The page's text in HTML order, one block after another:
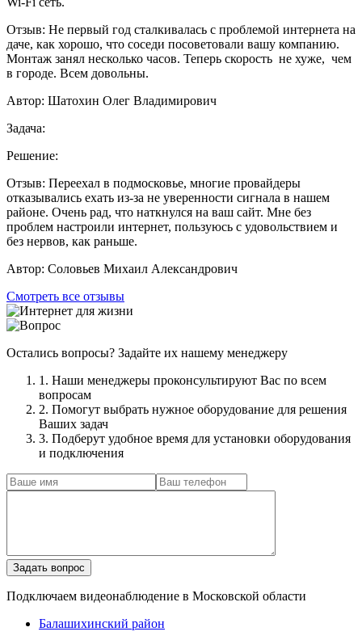
Отзыв: Не первый год сталкивалась с проблемой интернета на
даче, как хорошо, что соседи посоветовали вашу компанию.
Монтаж занял несколько часов. Теперь скорость не хуже, чем
в городе. Всем довольны.
Автор: Шатохин Олег Владимирович
Задача:
Решение:
Отзыв: Переехал в подмосковье, многие провайдеры
отказывались ехать из-за не уверенности сигнала в нашем
районе. Очень рад, что наткнулся на ваш сайт. Мне без
проблем настроили интернет, пользуюсь с удовольствием и
без нервов, как раньше.
Автор: Соловьев Михаил Александрович
Смотреть все отзывы
Остались вопросы? Задайте их нашему менеджеру
1. Наши менеджеры проконсультируют Вас по всем
вопросам
2. Помогут выбрать нужное оборудование для решения
Ваших задач
3. Подберут удобное время для установки оборудования
и подключения
Подключаем видеонаблюдение в Московской области
Балашихинский район